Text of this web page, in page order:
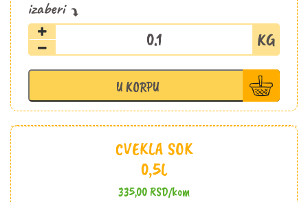
Breskva
količina
U KORPU
CVEKLA SOK
0,5L
335,00RSD/kom